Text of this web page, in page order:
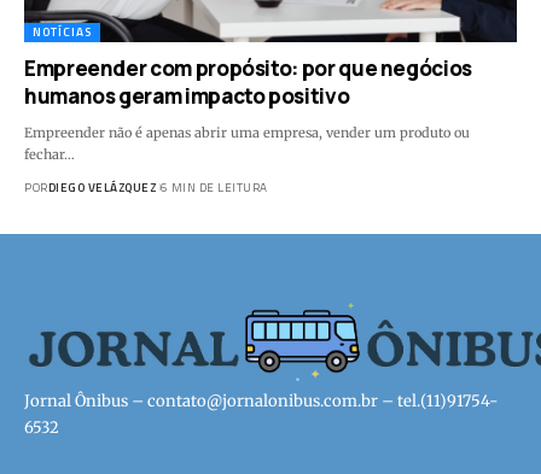
NOTÍCIAS
Empreender com propósito: por que negócios
humanos geram impacto positivo
Empreender não é apenas abrir uma empresa, vender um produto ou
fechar…
PORDIEGO VELÁZQUEZ 6 MIN DE LEITURA
Jornal Ônibus – contato@jornalonibus.com.br – tel.(11)91754-
6532